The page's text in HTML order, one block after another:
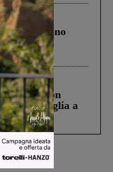
cui morirono
il
tir....
Castiglion
ucciso la figlia a